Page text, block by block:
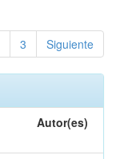
3 Siguiente
Autor(es)